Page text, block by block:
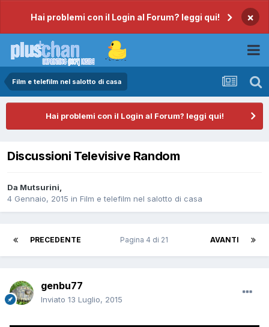
Hai problemi con il Login al Forum? leggi qui! ×
Film e telefilm nel salotto di casa
Hai problemi con il Login al Forum? leggi qui!
Discussioni Televisive Random
Da Mutsurini,
4 Gennaio, 2015 in Film e telefilm nel salotto di casa
PRECEDENTE AVANTI
Pagina 4 di 21
genbu77
Inviato 13 Luglio, 2015